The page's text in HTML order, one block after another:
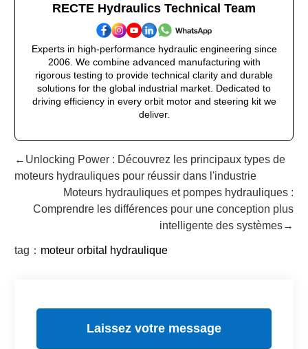
RECTE Hydraulics Technical Team
Experts in high-performance hydraulic engineering since
2006. We combine advanced manufacturing with
rigorous testing to provide technical clarity and durable
solutions for the global industrial market. Dedicated to
driving efficiency in every orbit motor and steering kit we
deliver.
←Unlocking Power : Découvrez les principaux types de
moteurs hydrauliques pour réussir dans l'industrie
Moteurs hydrauliques et pompes hydrauliques :
Comprendre les différences pour une conception plus
intelligente des systèmes→
tag： moteur orbital hydraulique
Laissez votre message